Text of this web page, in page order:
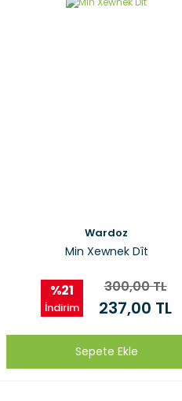
Wardoz
Min Xewnek Dît
%21
İndirim
300,00 TL
237,00 TL
Sepete Ekle